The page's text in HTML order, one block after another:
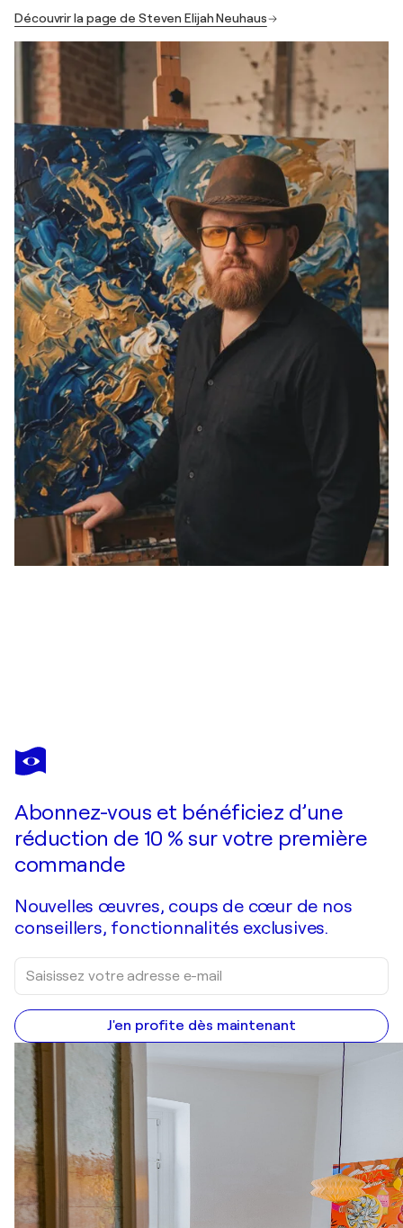
Découvrir la page de Steven Elijah Neuhaus
STEVEN ELIJAH NEUHAUS
Der Mann der Symphonie
Abonnez-vous et bénéficiez d’une
réduction de 10 % sur votre première
commande
Nouvelles œuvres, coups de cœur de nos
conseillers, fonctionnalités exclusives.
J'en profite dès maintenant